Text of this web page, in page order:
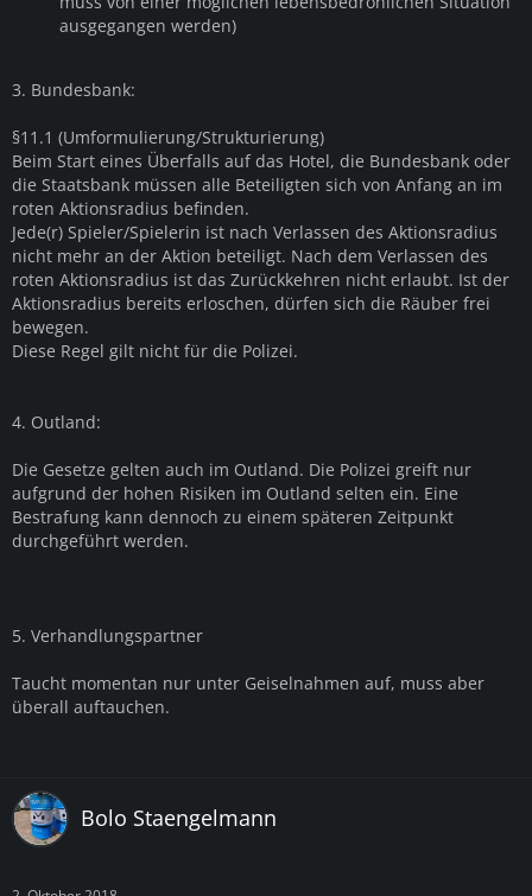
ausgegangen werden)
3. Bundesbank:
§11.1 (Umformulierung/Strukturierung)
Beim Start eines Überfalls auf das Hotel, die Bundesbank oder
die Staatsbank müssen alle Beteiligten sich von Anfang an im
roten Aktionsradius befinden.
Jede(r) Spieler/Spielerin ist nach Verlassen des Aktionsradius
nicht mehr an der Aktion beteiligt. Nach dem Verlassen des
roten Aktionsradius ist das Zurückkehren nicht erlaubt. Ist der
Aktionsradius bereits erloschen, dürfen sich die Räuber frei
bewegen.
Diese Regel gilt nicht für die Polizei.
4. Outland:
Die Gesetze gelten auch im Outland. Die Polizei greift nur
aufgrund der hohen Risiken im Outland selten ein. Eine
Bestrafung kann dennoch zu einem späteren Zeitpunkt
durchgeführt werden.
5. Verhandlungspartner
Taucht momentan nur unter Geiselnahmen auf, muss aber
überall auftauchen.
Bolo Staengelmann